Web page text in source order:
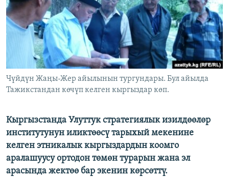
ЫҢГАЙСЫЗ СУРООЛОР
ЭЕ/АРнун бардык сайттары
Чүйдүн Жаңы-Жер айылынын тургундары. Бул айылда
Тажикстандан көчүп келген кыргыздар көп.
Кыргызстанда Улуттук стратегиялык изилдөөлөр
институтунун иликтөөсү тарыхый мекенине
келген этникалык кыргыздардын коомго
аралашуусу ортодон төмөн турарын жана эл
арасында жектөө бар экенин көрсөттү.